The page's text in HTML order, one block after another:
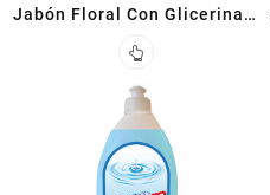
Jabón Floral Con Glicerina 1
L